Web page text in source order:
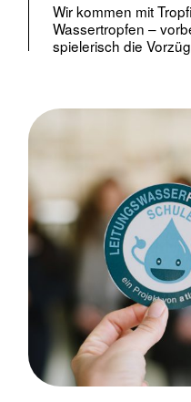
Wir kommen mit
Wassertropfen –
spielerisch die